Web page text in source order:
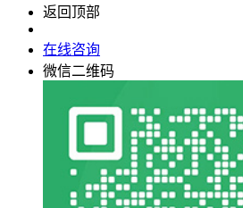
返回顶部
在线咨询
微信二维码